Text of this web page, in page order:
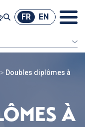
FR EN
> Doubles diplômes à
À